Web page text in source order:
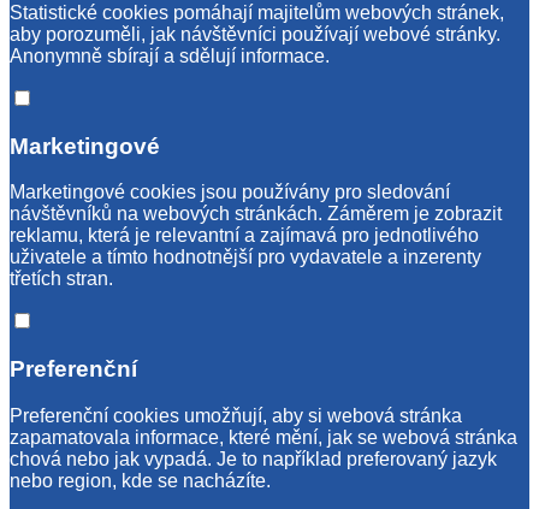
Statistické cookies pomáhají majitelům webových stránek,
aby porozuměli, jak návštěvníci používají webové stránky.
Anonymně sbírají a sdělují informace.
Marketingové
Marketingové cookies jsou používány pro sledování
návštěvníků na webových stránkách. Záměrem je zobrazit
reklamu, která je relevantní a zajímavá pro jednotlivého
uživatele a tímto hodnotnější pro vydavatele a inzerenty
třetích stran.
Preferenční
Preferenční cookies umožňují, aby si webová stránka
zapamatovala informace, které mění, jak se webová stránka
chová nebo jak vypadá. Je to například preferovaný jazyk
nebo region, kde se nacházíte.